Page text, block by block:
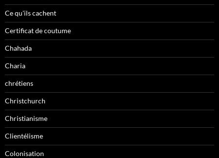
Ce qu'ils cachent
Certificat de coutume
Chahada
Charia
chrétiens
Christchurch
Christianisme
Clientélisme
Colonisation